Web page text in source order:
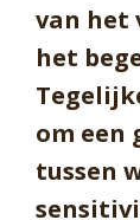
van het
het
om een
tussen